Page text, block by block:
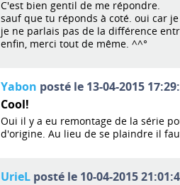
C'est bien gentil de me répondre.
sauf que tu réponds à coté. oui car
je ne parlais pas de la différence
enfin, merci tout de même. ^^°
Yabon posté le 13-04-2015
Cool!
Oui il y a eu remontage de la série
d'origine. Au lieu de se plaindre il
UrieL posté le 10-04-2015